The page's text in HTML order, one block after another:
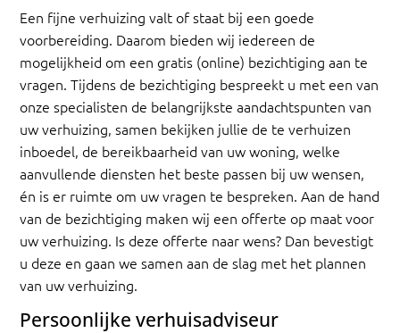
Een fijne verhuizing valt of staat bij een goede
voorbereiding. Daarom bieden wij iedereen de
mogelijkheid om een gratis (online) bezichtiging aan te
vragen. Tijdens de bezichtiging bespreekt u met een van
onze specialisten de belangrijkste aandachtspunten van
uw verhuizing, samen bekijken jullie de te verhuizen
inboedel, de bereikbaarheid van uw woning, welke
aanvullende diensten het beste passen bij uw wensen,
én is er ruimte om uw vragen te bespreken. Aan de hand
van de bezichtiging maken wij een offerte op maat voor
uw verhuizing. Is deze offerte naar wens? Dan bevestigt
u deze en gaan we samen aan de slag met het plannen
van uw verhuizing.
Persoonlijke verhuisadviseur